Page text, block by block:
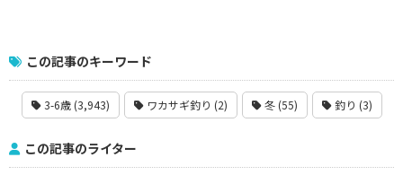
この記事のキーワード
3-6歳 (3,943) ワカサギ釣り (2) 冬 (55) 釣り (3)
この記事のライター